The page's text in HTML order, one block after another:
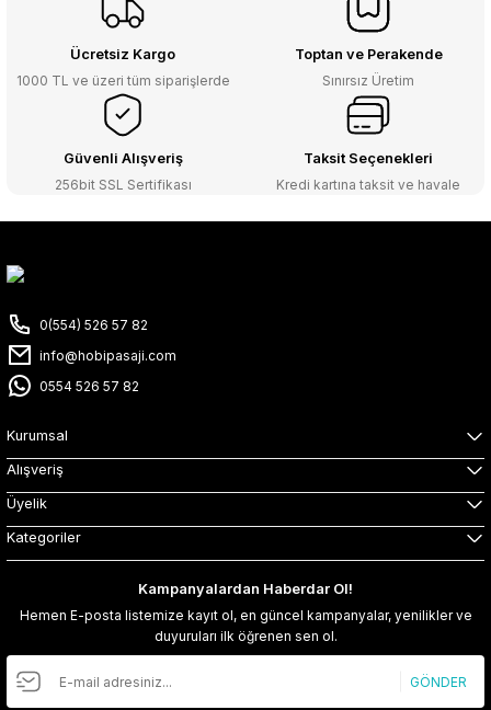
Ücretsiz Kargo
1000 TL ve üzeri tüm siparişlerde
Toptan ve Perakende
Sınırsız Üretim
Güvenli Alışveriş
256bit SSL Sertifikası
Taksit Seçenekleri
Kredi kartına taksit ve havale
0(554) 526 57 82
info@hobipasaji.com
0554 526 57 82
Kurumsal
Alışveriş
Üyelik
Kategoriler
Kampanyalardan Haberdar Ol!
Hemen E-posta listemize kayıt ol, en güncel kampanyalar, yenilikler ve
duyuruları ilk öğrenen sen ol.
GÖNDER